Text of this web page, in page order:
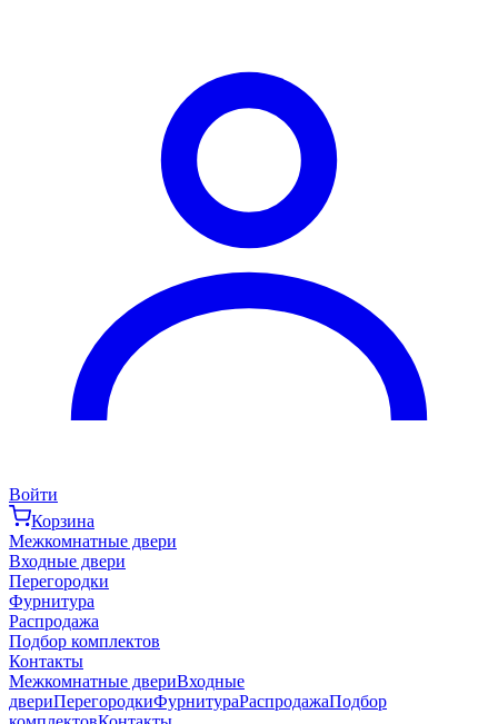
Войти
Корзина
Межкомнатные двери
Входные двери
Перегородки
Фурнитура
Распродажа
Подбор комплектов
Контакты
Межкомнатные двериВходные
двериПерегородкиФурнитураРаспродажаПодбор